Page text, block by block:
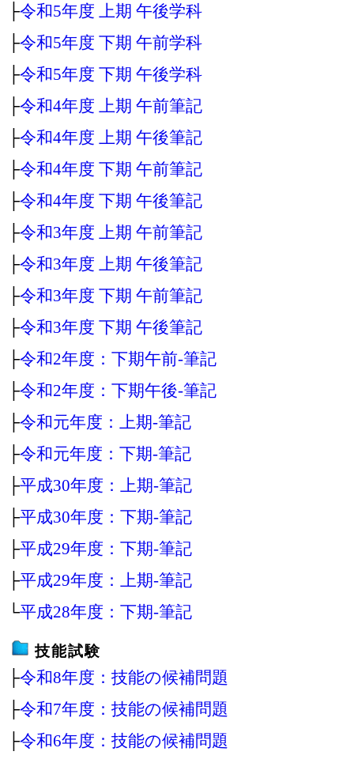
├令和5年度 上期 午後学科
├令和5年度 下期 午前学科
├令和5年度 下期 午後学科
├令和4年度 上期 午前筆記
├令和4年度 上期 午後筆記
├令和4年度 下期 午前筆記
├令和4年度 下期 午後筆記
├令和3年度 上期 午前筆記
├令和3年度 上期 午後筆記
├令和3年度 下期 午前筆記
├令和3年度 下期 午後筆記
├令和2年度：下期午前‐筆記
├令和2年度：下期午後‐筆記
├令和元年度：上期‐筆記
├令和元年度：下期‐筆記
├平成30年度：上期‐筆記
├平成30年度：下期‐筆記
├平成29年度：下期‐筆記
├平成29年度：上期‐筆記
└平成28年度：下期‐筆記
技能試験
├令和8年度：技能の候補問題
├令和7年度：技能の候補問題
├令和6年度：技能の候補問題